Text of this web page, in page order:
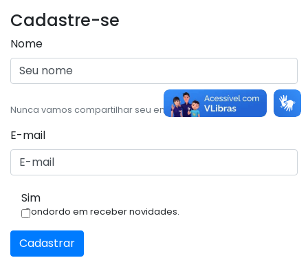
Cadastre-se
Nome
Nunca vamos compartilhar seu email, com ninguém.
E-mail
Sim
Condordo em receber novidades.
Cadastrar